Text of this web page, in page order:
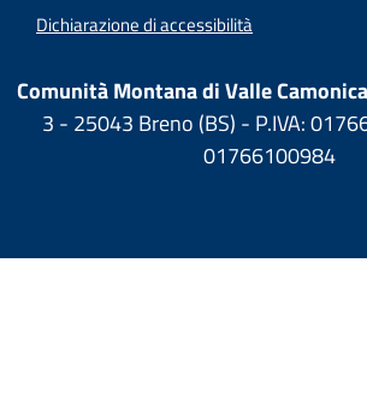
Dichiarazione di accessibilità
Comunità Montana di Valle Camonica
3 - 25043 Breno (BS) - P.IVA:
01766100984